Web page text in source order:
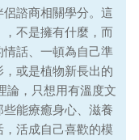
諮商相關學分。這
不是擁有什麼，而
話、一頓為自己準
或是植物新長出的
論，只想用有溫度文
能療癒身心、滋養
活成自己喜歡的模